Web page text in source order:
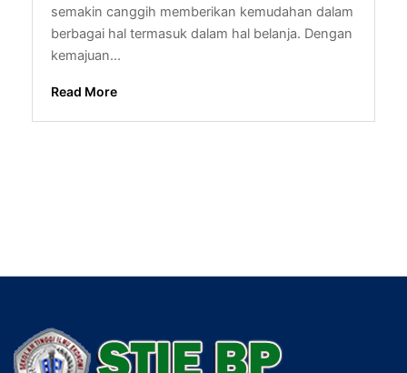
semakin canggih memberikan kemudahan dalam
berbagai hal termasuk dalam hal belanja. Dengan
kemajuan...
Read More